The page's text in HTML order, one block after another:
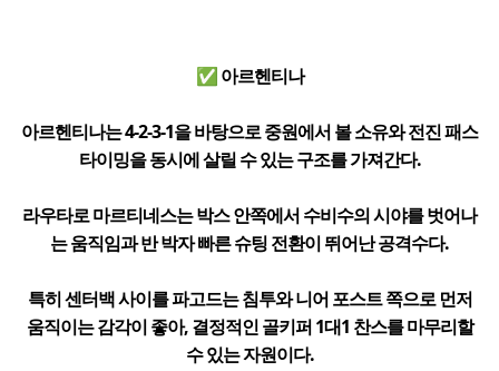
✅ 아르헨티나
아르헨티나는 4-2-3-1을 바탕으로 중원에서 볼 소유와 전진 패스
타이밍을 동시에 살릴 수 있는 구조를 가져간다.
라우타로 마르티네스는 박스 안쪽에서 수비수의 시야를 벗어나
는 움직임과 반 박자 빠른 슈팅 전환이 뛰어난 공격수다.
특히 센터백 사이를 파고드는 침투와 니어 포스트 쪽으로 먼저
움직이는 감각이 좋아, 결정적인 골키퍼 1대1 찬스를 마무리할
수 있는 자원이다.